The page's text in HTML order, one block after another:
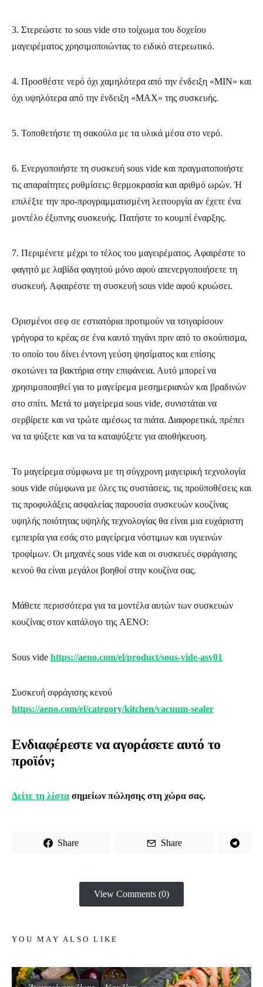
3. Στερεώστε το sous vide στο τοίχωμα του δοχείου
μαγειρέματος χρησιμοποιώντας το ειδικό στερεωτικό.
4. Προσθέστε νερό όχι χαμηλότερα από την ένδειξη «MIN» και
όχι υψηλότερα από την ένδειξη «MAX» της συσκευής.
5. Τοποθετήστε τη σακούλα με τα υλικά μέσα στο νερό.
6. Ενεργοποιήστε τη συσκευή sous vide και πραγματοποιήστε
τις απαραίτητες ρυθμίσεις: θερμοκρασία και αριθμό ωρών. Ή
επιλέξτε την προ-προγραμματισμένη λειτουργία αν έχετε ένα
μοντέλο έξυπνης συσκευής. Πατήστε το κουμπί έναρξης.
7. Περιμένετε μέχρι το τέλος του μαγειρέματος. Αφαιρέστε το
φαγητό με λαβίδα φαγητού μόνο αφού απενεργοποιήσετε τη
συσκευή. Αφαιρέστε τη συσκευή sous vide αφού κρυώσει.
Ορισμένοι σεφ σε εστιατόρια προτιμούν να τσιγαρίσουν
γρήγορα το κρέας σε ένα καυτό τηγάνι πριν από το σκούπισμα,
το οποίο του δίνει έντονη γεύση ψησίματος και επίσης
σκοτώνει τα βακτήρια στην επιφάνεια. Αυτό μπορεί να
χρησιμοποιηθεί για το μαγείρεμα μεσημεριανών και βραδινών
στο σπίτι. Μετά το μαγείρεμα sous vide, συνιστάται να
σερβίρετε και να τρώτε αμέσως τα πιάτα. Διαφορετικά, πρέπει
να τα ψύξετε και να τα καταψύξετε για αποθήκευση.
Το μαγείρεμα σύμφωνα με τη σύγχρονη μαγειρική τεχνολογία
sous vide σύμφωνα με όλες τις συστάσεις, τις προϋποθέσεις και
τις προφυλάξεις ασφαλείας παρουσία συσκευών κουζίνας
υψηλής ποιότητας υψηλής τεχνολογίας θα είναι μια ευχάριστη
εμπειρία για εσάς στο μαγείρεμα νόστιμων και υγιεινών
τροφίμων. Οι μηχανές sous vide και οι συσκευές σφράγισης
κενού θα είναι μεγάλοι βοηθοί στην κουζίνα σας.
Μάθετε περισσότερα για τα μοντέλα αυτών των συσκευών
κουζίνας στον κατάλογο της AENO:
Sous vide https://aeno.com/el/product/sous-vide-asv01
Συσκευή σφράγισης κενού
https://aeno.com/el/category/kitchen/vacuum-sealer
Ενδιαφέρεστε να αγοράσετε αυτό το
προϊόν;
Δείτε τη λίστα σημείων πώλησης στη χώρα σας.
Share Share
View Comments (0)
YOU MAY ALSO LIKE